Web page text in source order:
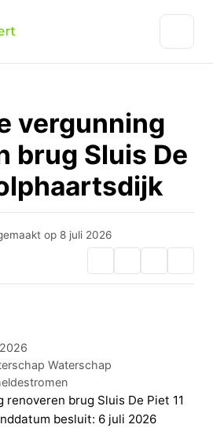
vergunning
brug Sluis De
op 8 juli 2026
Waterschap
renoveren brug Sluis De Piet 11
besluit: 6 juli 2026